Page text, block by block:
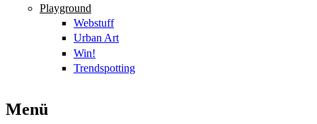
Playground
Webstuff
Urban Art
Win!
Trendspotting
Menü